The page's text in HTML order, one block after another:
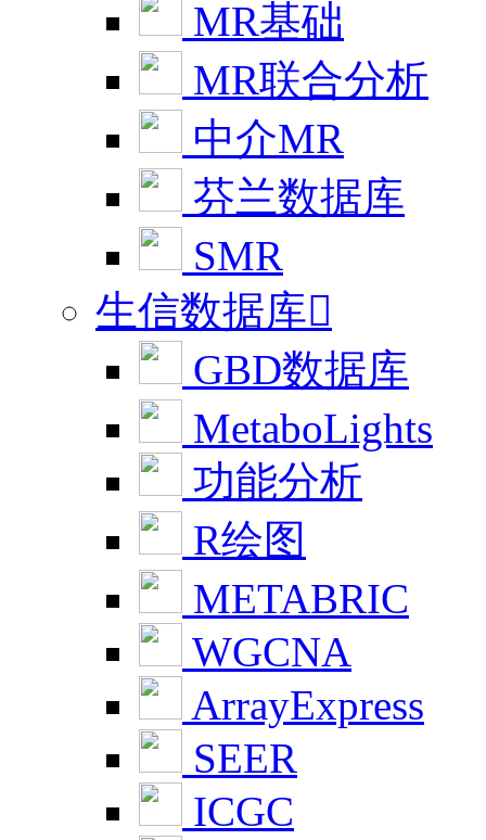
MR基础
MR联合分析
中介MR
芬兰数据库
SMR
生信数据库
GBD数据库
MetaboLights
功能分析
R绘图
METABRIC
WGCNA
ArrayExpress
SEER
ICGC